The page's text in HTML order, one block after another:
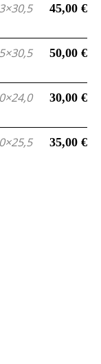
45,00 €
50,00 €
30,00 €
35,00 €